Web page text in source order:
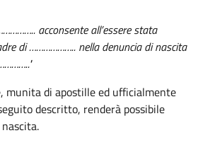
acconsente all’essere stata
di ……………….. nella denuncia di nascita
munita di apostille ed ufficialmente
descritto, renderà possibile